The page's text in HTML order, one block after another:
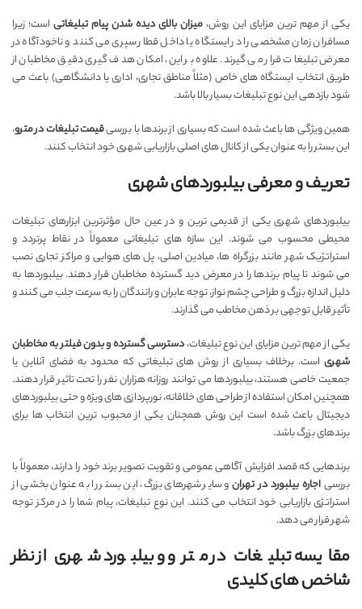
یکی از مهم ترین مزایای این روش، میزان بالای دیده شدن پیام تبلیغاتیاست؛ زیرا
مسافران زمان مشخصی را در ایستگاه یا داخل قطار سپری می کنند و ناخودآگاه در
معرض تبلیغات قرار می گیرند. علاوه بر این، امکان هدف گیری دقیق مخاطبان از
طریق انتخاب ایستگاه های خاص (مثلاً مناطق تجاری، اداری یا دانشگاهی) باعث می
شود بازدهی این نوع تبلیغات بسیار بالا باشد.
همین ویژگی ها باعث شده است که بسیاری از برندها با بررسیقیمت تبلیغات در مترو،
این بستر را به عنوان یکی از کانال های اصلی بازاریابی شهری خود انتخاب کنند.
تعریف و معرفی بیلبوردهای شهری
بیلبوردهای شهری یکی از قدیمی ترین و در عین حال مؤثرترین ابزارهای تبلیغات
محیطی محسوب می شوند. این سازه های تبلیغاتی معمولاً در نقاط پرتردد و
استراتژیک شهر مانند بزرگراه ها، میادین اصلی، پل های هوایی و مراکز تجاری نصب
می شوند تا پیام برندها را در معرض دید گسترده مخاطبان قرار دهند. بیلبوردها به
دلیل اندازه بزرگ و طراحی چشم نواز، توجه عابران و رانندگان را به سرعت جلب می کنند و
تأثیر قابل توجهی بر ذهن مخاطب می گذارند.
یکی از مهم ترین مزایای این نوع تبلیغات،دسترسی گسترده و بدون فیلتر به مخاطبان
شهری است. برخلاف بسیاری از روش های تبلیغاتی که محدود به فضای آنلاین یا
جمعیت خاصی هستند، بیلبوردها می توانند روزانه هزاران نفر را تحت تاثیر قرار دهند.
همچنین امکان استفاده از طراحی های خلاقانه، نورپردازی های ویژه و حتی بیلبوردهای
دیجیتال باعث شده است این روش همچنان یکی از محبوب ترین انتخاب ها برای
برندهای بزرگ باشد.
برندهایی که قصد افزایش آگاهی عمومی و تقویت تصویر برند خود را دارند، معمولاً با
بررسیاجاره بیلبورد در تهرانو سایر شهرهای بزرگ، این بستر را به عنوان بخشی از
استراتژی بازاریابی خود انتخاب می کنند. این نوع تبلیغات، پیام شما را در مرکز توجه
شهر قرار می دهد.
مقایسه تبلیغات در مترو و بیلبورد شهری از نظر
شاخص های کلیدی